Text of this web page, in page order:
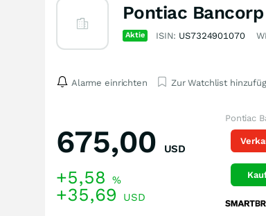
Pontiac
Aktie ISIN: US7324901070
Alarme einrichten Zur Watchlist
675,00 USD
+5,58 %
+35,69 USD
Pontiac